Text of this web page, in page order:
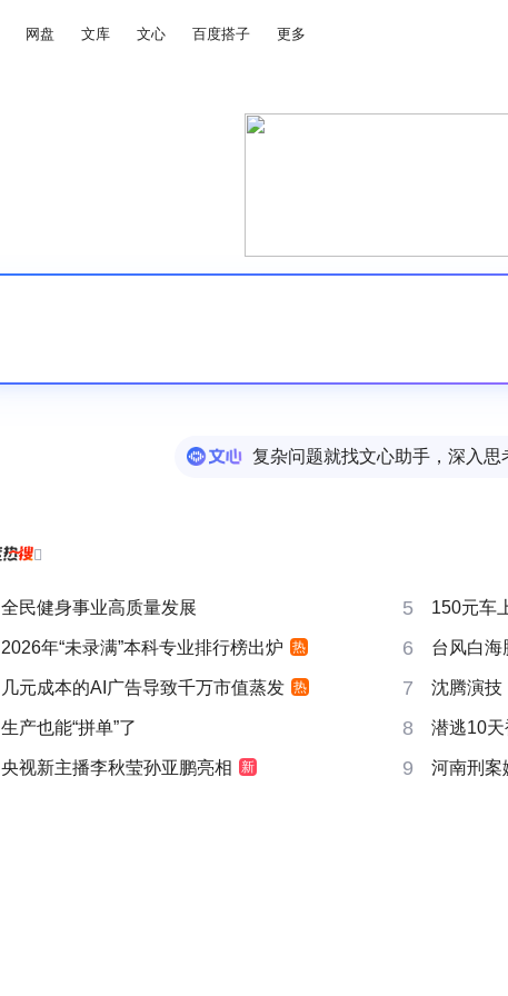
网盘 文库 文心 百度搭子 更多
复杂问题就找文心助手，深入思

全民健身事业高质量发展 5 150元车
2026年“未录满”本科专业排行榜出炉 热 6 台风白海
几元成本的AI广告导致千万市值蒸发 热 7 沈腾演技
生产也能“拼单”了 8 潜逃10
央视新主播李秋莹孙亚鹏亮相 新 9 河南刑案